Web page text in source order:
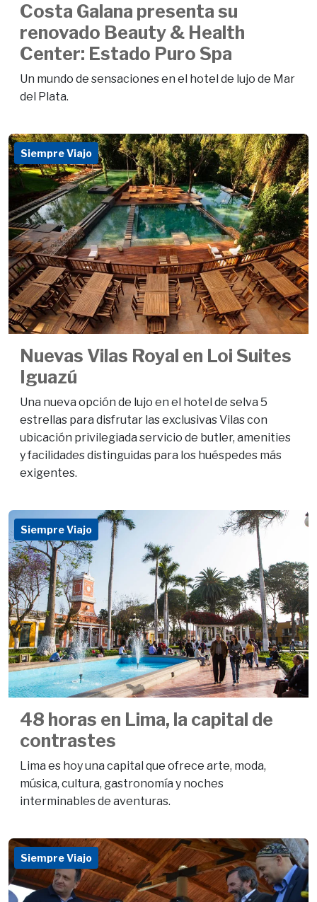
Costa Galana presenta su
renovado Beauty & Health
Center: Estado Puro Spa
Un mundo de sensaciones en el hotel de lujo de Mar
del Plata.
Siempre Viajo
Nuevas Vilas Royal en Loi Suites
Iguazú
Una nueva opción de lujo en el hotel de selva 5
estrellas para disfrutar las exclusivas Vilas con
ubicación privilegiada servicio de butler, amenities
y facilidades distinguidas para los huéspedes más
exigentes.
Siempre Viajo
48 horas en Lima, la capital de
contrastes
Lima es hoy una capital que ofrece arte, moda,
música, cultura, gastronomía y noches
interminables de aventuras.
Siempre Viajo